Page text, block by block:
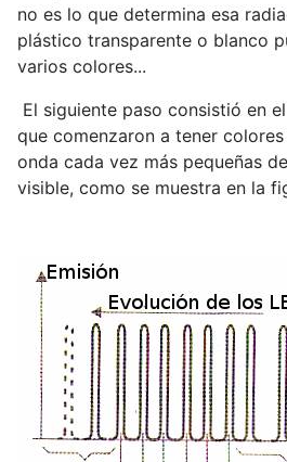
no es lo que determina esa
plástico transparente o blanco
varios colores...
El siguiente paso consistió en
que comenzaron a tener
onda cada vez más pequeñas
visible, como se muestra en la